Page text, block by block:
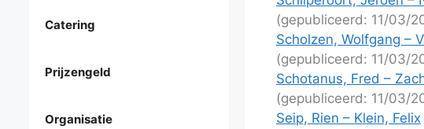
(gepubliceerd: 11/03/
Scholzen, Wolfgang –
(gepubliceerd: 11/03/
Schotanus, Fred –
(gepubliceerd: 11/03/
Seip, Rien – Klein, Felix
Catering
Prijzengeld
Organisatie